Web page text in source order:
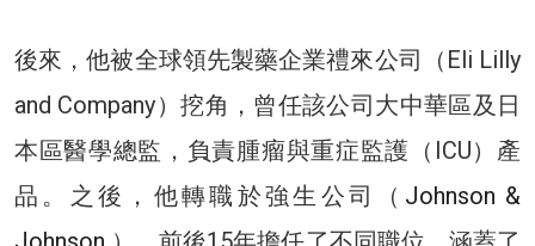
後來，他被全球領先製藥企業禮來公司（Eli Lilly
and Company）挖角，曾任該公司大中華區及日
本區醫學總監，負責腫瘤與重症監護（ICU）產
品。之後，他轉職於強生公司（ Johnson &